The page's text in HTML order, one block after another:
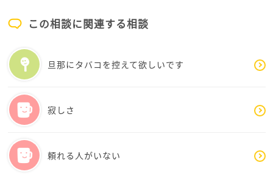
もともと運動は得意ではないのですが、子供の学校のP
TAの卓球に誘われてやってみたらハマりました。
ひじきさんは、ダイエットや過食ということで頭の中
がいっぱいになっていませんか？
何かもっと他に夢中になれるものを見つけると過食の
ループから抜け出せるのではないかな？と思うので
す。
この相談に関連する相談
旦那にタバコを控えて欲しいです
寂しさ
頼れる人がいない